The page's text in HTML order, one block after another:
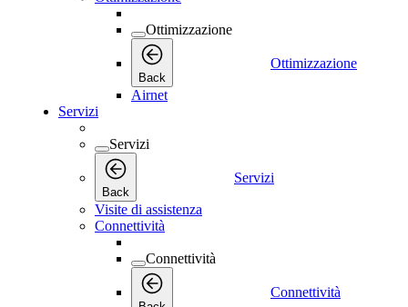
Ottimizzazione
Back
Ottimizzazione
Airnet
Servizi
Servizi
Back
Servizi
Visite di assistenza
Connettività
Connettività
Connettività